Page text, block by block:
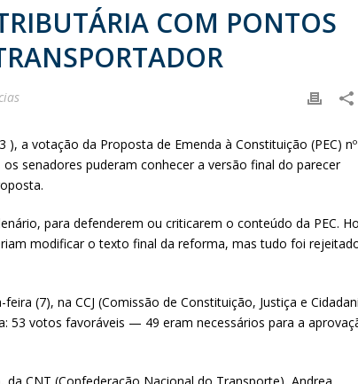
COM PONTOS
a votação da Proposta de Emenda à Constituição (PEC) nº
senadores puderam conhecer a versão final do parecer
para defenderem ou criticarem o conteúdo da PEC.
modificar o texto final da reforma, mas tudo foi
(7), na CCJ (Comissão de Constituição, Justiça e
53 votos favoráveis — 49 eram necessários para a